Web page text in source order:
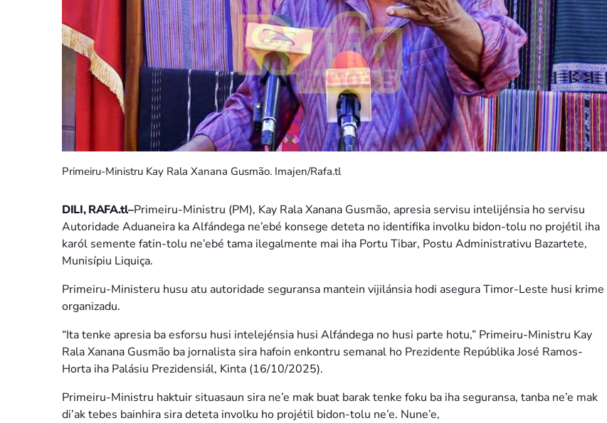
Primeiru-Ministru Kay Rala Xanana Gusmão. Imajen/Rafa.tl
DILI, RAFA.tl–Primeiru-Ministru (PM), Kay Rala Xanana Gusmão, apresia servisu intelijénsia ho servisu
Autoridade Aduaneira ka Alfándega ne’ebé konsege deteta no identifika involku bidon-tolu no projétil iha
karól semente fatin-tolu ne’ebé tama ilegalmente mai iha Portu Tibar, Postu Administrativu Bazartete,
Munisípiu Liquiça.
Primeiru-Ministeru husu atu autoridade seguransa mantein vijilánsia hodi asegura Timor-Leste husi krime
organizadu.
“Ita tenke apresia ba esforsu husi intelejénsia husi Alfándega no husi parte hotu,” Primeiru-Ministru Kay
Rala Xanana Gusmão ba jornalista sira hafoin enkontru semanal ho Prezidente Repúblika José Ramos-
Horta iha Palásiu Prezidensiál, Kinta (16/10/2025).
Primeiru-Ministru haktuir situasaun sira ne’e mak buat barak tenke foku ba iha seguransa, tanba ne’e mak
di’ak tebes bainhira sira deteta involku ho projétil bidon-tolu ne’e. Nune’e,